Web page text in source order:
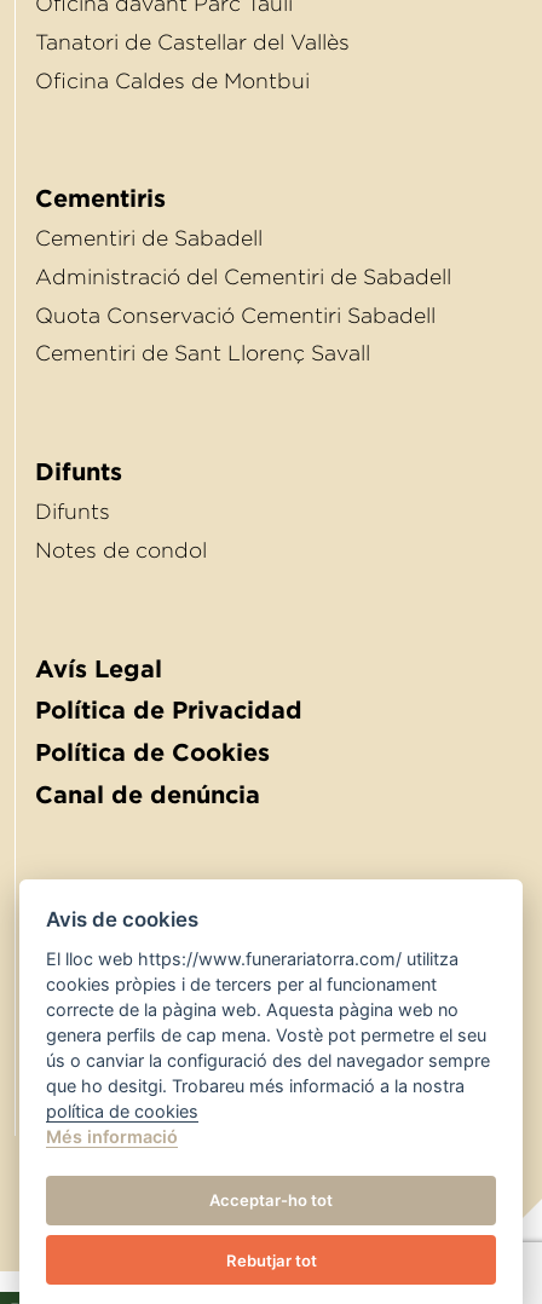
Tanatori de Castellar del Vallès
Oﬁcina Caldes de Montbui
Cementiris
Cementiri de Sabadell
Administració del Cementiri de Sabadell
Quota Conservació Cementiri Sabadell
Cementiri de Sant Llorenç Savall
Difunts
Difunts
Notes de condol
Avís Legal
Política de Privacidad
Política de Cookies
Canal de denúncia
900 767 60024 hores
www.funerariatorra.com
serveis@funerariatorra.com
Bústia de suggeriments
Avis de cookies
El lloc web https://www.funerariatorra.com/ utilitza
cookies pròpies i de tercers per al funcionament
correcte de la pàgina web. Aquesta pàgina web no
genera perfils de cap mena. Vostè pot permetre el seu
ús o canviar la configuració des del navegador sempre
que ho desitgi. Trobareu més informació a la nostra
política de cookies
Més informació
Acceptar-ho tot
Rebutjar tot